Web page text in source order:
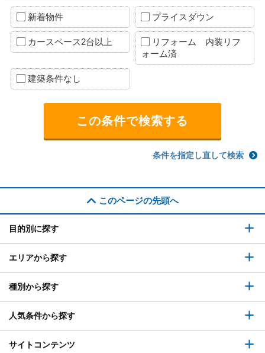
新着物件 プライスダウン
カースペース2台以上
リフォーム 内装リフ
ォーム済
建築条件なし
条件を指定し直して検索
このページの先頭へ
目的別に探す
エリアから探す
種別から探す
人気条件から探す
サイトコンテンツ